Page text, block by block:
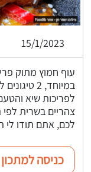
15/1/2023
במיוחד, 2
לפריכות שיא
צהריים בשרית
לכם, אתם תודו לי
כניסה למתכון